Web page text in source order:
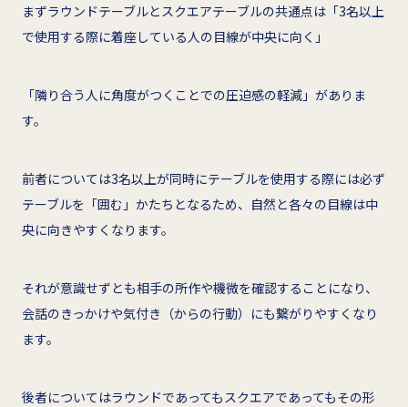
まずラウンドテーブルとスクエアテーブルの共通点は「3名以上
で使用する際に着座している人の目線が中央に向く」
「隣り合う人に角度がつくことでの圧迫感の軽減」がありま
す。
前者については3名以上が同時にテーブルを使用する際には必ず
テーブルを「囲む」かたちとなるため、自然と各々の目線は中
央に向きやすくなります。
それが意識せずとも相手の所作や機微を確認することになり、
会話のきっかけや気付き（からの行動）にも繋がりやすくなり
ます。
後者についてはラウンドであってもスクエアであってもその形